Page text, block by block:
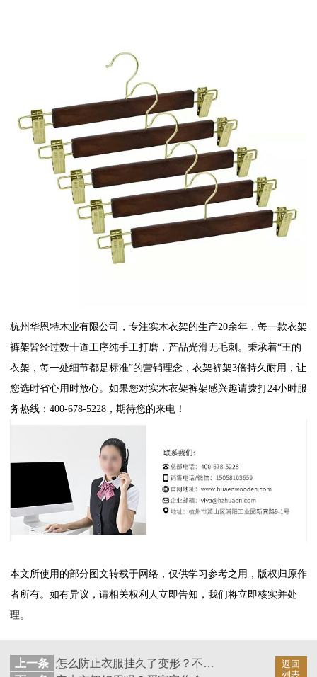
杭州华恩特木业有限公司，专注实木衣架的生产20余年，每一款衣架
裤架皆经过数十道工序纯手工打磨，产品光滑无毛刺。秉承着“王的
衣架，每一处细节都是标准”的营销理念，衣架裤架3倍持久耐用，让
您选时省心用时放心。如果您对实木衣架裤架感兴趣请拨打24小时服
务热线：400-678-5228，期待您的来电！
本文所使用的部分图文转载于网络，仅供学习参考之用，版权归原作
者所有。如有异议，请相关权利人立即告知，我们将立即核实并处
理。
返回
列表
上一条
怎么防止衣服挂久了变形？不要不知道生活诀窍！【华恩衣架】